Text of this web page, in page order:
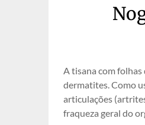
A tisana com
dermatites. Como
articulações
fraqueza geral do